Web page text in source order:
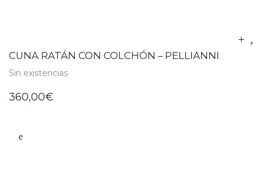
CUNA RATÁN CON COLCHÓN – PELLIANNI
Sin existencias
360,00€